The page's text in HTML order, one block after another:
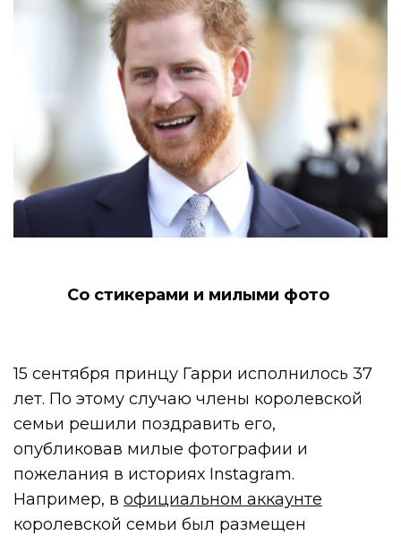
Со стикерами и милыми фото
15 сентября принцу Гарри исполнилось 37
лет. По этому случаю члены королевской
семьи решили поздравить его,
опубликовав милые фотографии и
пожелания в историях Instagram.
Например, вофициальном аккаунте
королевской семьи был размещен